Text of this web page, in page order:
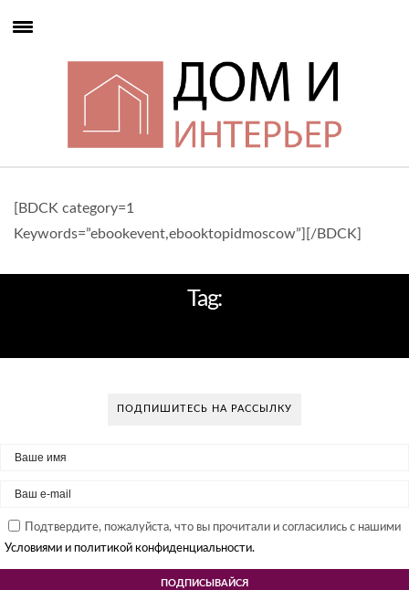
[BDCK category=1
Keywords=”ebookevent,ebooktopidmoscow”][/BDCK]
Tag:
ПОДПИШИТЕСЬ НА РАССЫЛКУ
Подтвердите, пожалуйста, что вы прочитали и согласились с нашими
Условиями и политикой конфиденциальности.